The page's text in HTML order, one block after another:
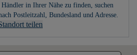
in Ihrer Nähe zu finden, suchen
Postleitzahl, Bundesland und Adresse.
teilen